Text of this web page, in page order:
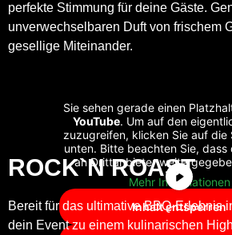
perfekte Stimmung für deine Gäste.
unverwechselbaren Duft von frischem
gesellige Miteinander.
Sie sehen gerade einen
YouTube. Um auf den
zuzugreifen, klicken Sie auf die
unten. Bitte beachten Sie, dass
an Drittanbieter
Mehr Informationen
Inhalt entsperren
ROCK`N ROAST
Bereit für das ultimative BBQ-Erlebnis
dein Event zu einem kulinarischen